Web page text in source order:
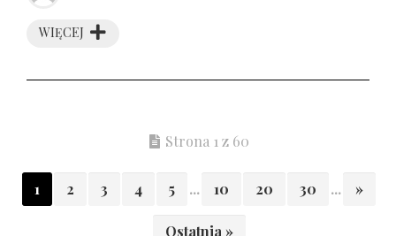
WIĘCEJ
Strona 1 z 60
1 2 3 4 5 ... 10 20 30 ... »
Ostatnia »